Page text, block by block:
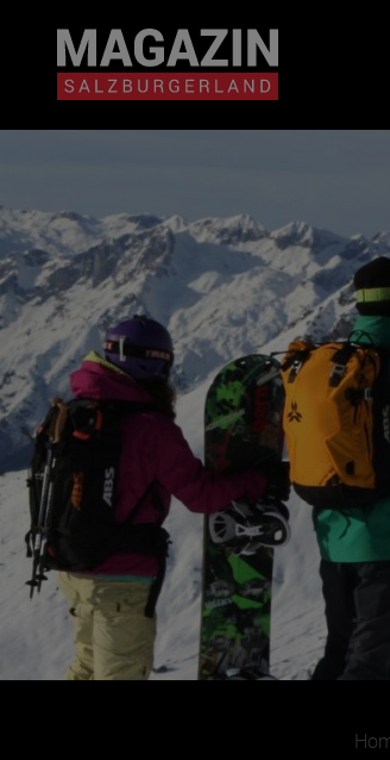
NÄHE
BEITRÄGE IN MEINER NÄHE ANZEIGEN